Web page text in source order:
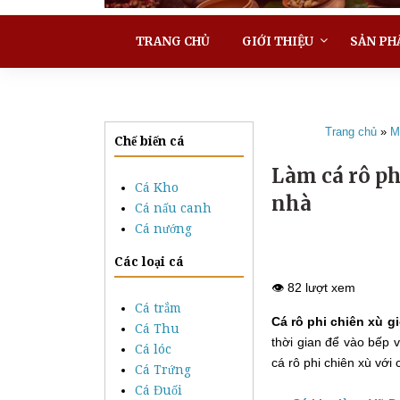
TRANG CHỦ GIỚI THIỆU SẢN
Chế biến cá
Cá Kho
Cá nấu canh
Cá nướng
Các loại cá
Cá trắm
Cá Thu
Cá lóc
Cá Trứng
Cá Đuối
Trang chủ »
Làm cá rô
nhà
👁️ 82 lượt xem
Cá rô phi chiên xù
thời gian để vào bếp
cá rô phi chiên xù với